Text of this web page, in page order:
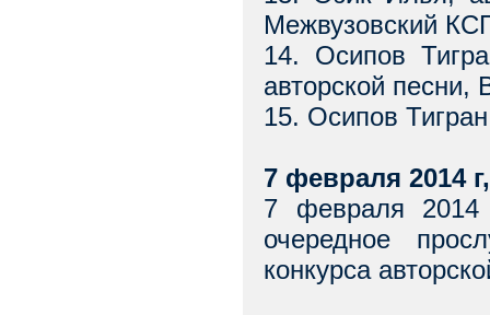
Межвузовский
14. Осипов
авторской
15. Осипов
7 февраля 2014
7 февраля 2014
очередное
конкурса